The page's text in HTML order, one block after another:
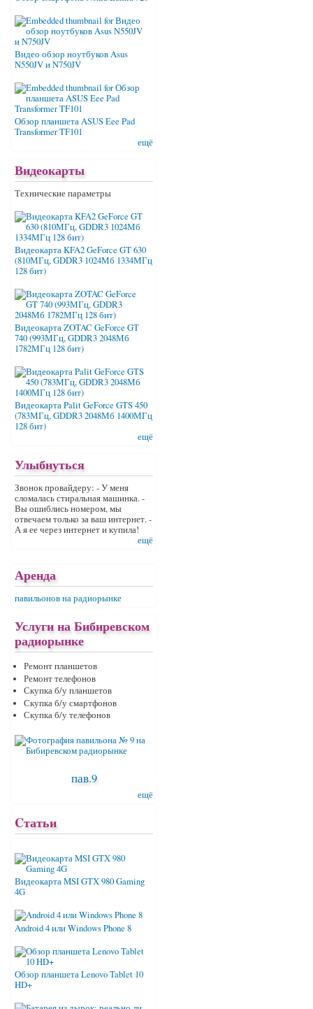
Видео обзор ноутбуков Asus
N550JV и N750JV
Обзор планшета ASUS Eee Pad
Transformer TF101
ещё
Видеокарты
Технические параметры
Видеокарта KFA2 GeForce GT 630
(810МГц, GDDR3 1024Мб 1334МГц
128 бит)
Видеокарта ZOTAC GeForce GT
740 (993МГц, GDDR3 2048Мб
1782МГц 128 бит)
Видеокарта Palit GeForce GTS 450
(783МГц, GDDR3 2048Мб 1400МГц
128 бит)
ещё
Улыбнуться
Звонок провайдеру: - У меня
сломалась стиральная машинка. -
Вы ошиблись номером, мы
отвечаем только за ваш интернет. -
А я ее через интернет и купила!
ещё
Аренда
павильонов на радиорынке
Услуги на Бибиревском
радиорынке
Ремонт планшетов
Ремонт телефонов
Скупка б/у планшетов
Скупка б/у смартфонов
Скупка б/у телефонов
пав.9
ещё
Cтатьи
Видеокарта MSI GTX 980 Gaming
4G
Android 4 или Windows Phone 8
Обзор планшета Lenovo Tablet 10
HD+